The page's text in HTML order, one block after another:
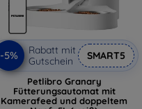
-5%
Rabatt mit
Gutschein
SMART5
Petlibro Granary
Fütterungsautomat mit
Kamerafeed und doppeltem